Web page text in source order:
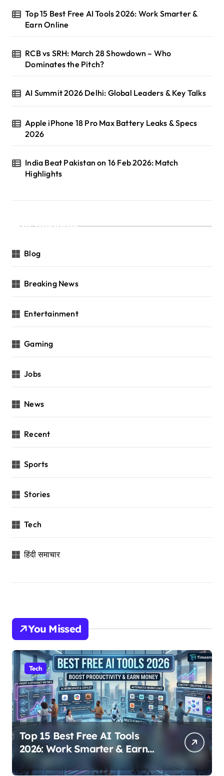
Top 15 Best Free AI Tools 2026: Work Smarter &
Earn Online
RCB vs SRH: March 28 Showdown – Who
Dominates the Pitch?
AI Summit 2026 Delhi: Global Leaders & Key Talks
Apple iPhone 18 Pro Max Battery Leaks & Specs
2026
India Beat Pakistan on 16 Feb 2026: Match
Highlights
Categories
Blog
Breaking News
Entertainment
Gaming
Jobs
News
Recent
Sports
Stories
Tech
हिंदी समाचार
You Missed
Tech
Top 15 Best Free AI Tools
2026: Work Smarter & Earn
Online